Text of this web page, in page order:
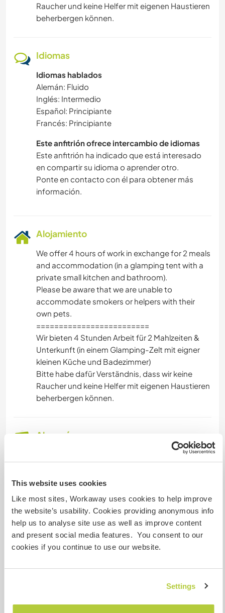
This website uses cookies
Like most sites, Workaway uses cookies to help improve
the website’s usability. Cookies providing anonymous info
help us to analyse site use as well as improve content
and present social media features. You consent to our
cookies if you continue to use our website.
Settings
Raucher und keine Helfer mit eigenen Haustieren
beherbergen können.
Idiomas
Idiomas hablados
Alemán: Fluido
Inglés: Intermedio
Español: Principiante
Francés: Principiante
Este anfitrión ofrece intercambio de idiomas
Este anfitrión ha indicado que está interesado
en compartir su idioma o aprender otro.
Ponte en contacto con él para obtener más
información.
Alojamiento
We offer 4 hours of work in exchange for 2 meals
and accommodation (in a glamping tent with a
private small kitchen and bathroom).
Please be aware that we are unable to
accommodate smokers or helpers with their
own pets.
=========================
Wir bieten 4 Stunden Arbeit für 2 Mahlzeiten &
Unterkunft (in einem Glamping-Zelt mit eigner
kleinen Küche und Badezimmer)
Bitte habe dafür Verständnis, dass wir keine
Raucher und keine Helfer mit eigenen Haustieren
beherbergen können.
Algo más...
the peace
Das Meer ist 30 Minuten entfernt und die
Umgebung lädt zu Wanderungen oder einfach
nur zum Genießen ein..